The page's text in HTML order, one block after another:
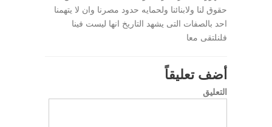
‏حقوق‏ ‏لنا‏ ‏ولابنائنا‏ ‏ولحمايه‏ ‏حدود‏ ‏مصرنا‏ ‏وان‏ ‏لا‏ ‏يتهمنا‏
‏احد‏ ‏بالصفات‏ ‏التى‏ ‏يشهد‏ ‏التاريخ‏ ‏انها‏ ‏ليست‏ ‏فينا‏
‏فلنلتقى‏ ‏معا
أضف تعليقاً
التعليق